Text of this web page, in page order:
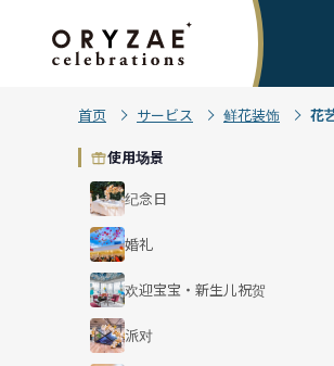
首页 サービス 鲜花装饰 花
使用场景
纪念日
婚礼
欢迎宝宝・新生儿祝贺
派对